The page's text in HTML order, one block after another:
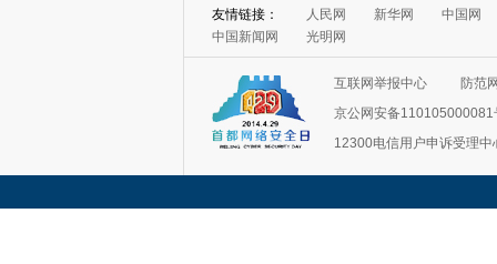
友情链接： 人民网 新华网
中国网
中国新闻网
光明网
互联网举报中心
防范
京公网安备110105000081
12300电信用户申诉受理中